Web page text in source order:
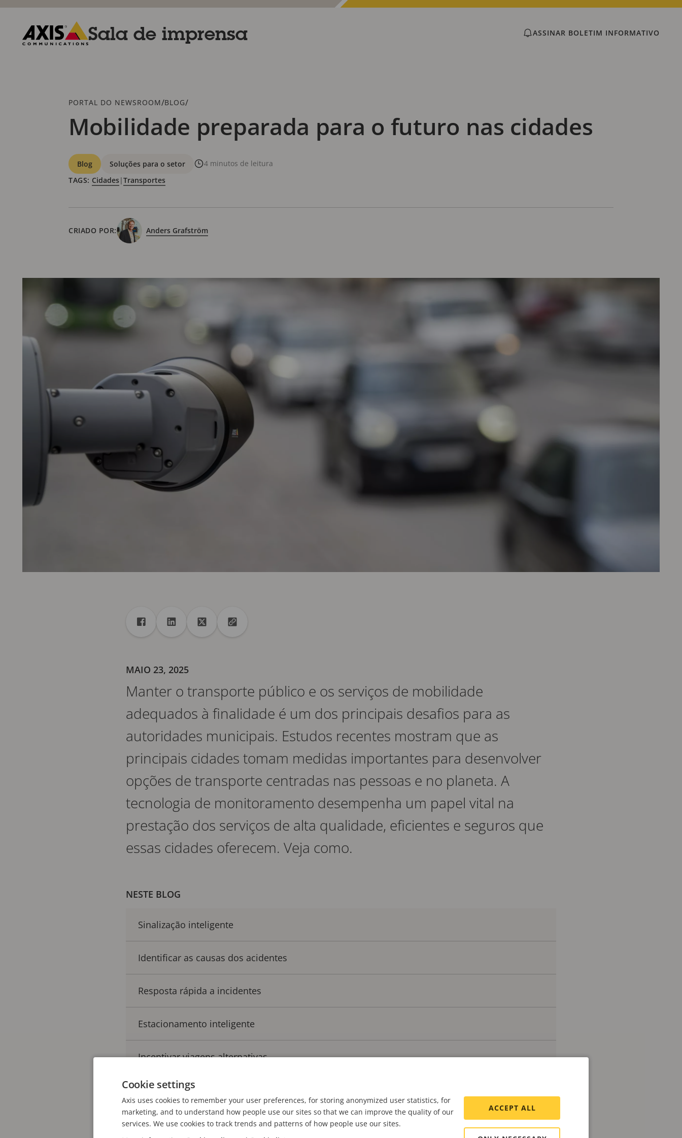
Pular
conteúdo
principal
Sala de imprensa ASSINAR BOLETIM INFORMATIVO
Breadcrumb
PORTAL DO NEWSROOM/BLOG/
Mobilidade preparada para o futuro nas cidades
Categorias
Blog Soluções para o setor
4 minutos de leitura
TAGS: Cidades|Transportes
CRIADO POR: Anders Grafström
Compartilhar
Compartilhar no Facebook
Compartilhar no Linkedin
Compartilhar no X
Copiar URL para área de transferência
MAIO 23, 2025
Manter o transporte público e os serviços de mobilidade
adequados à finalidade é um dos principais desafios para as
autoridades municipais. Estudos recentes mostram que as
principais cidades tomam medidas importantes para desenvolver
opções de transporte centradas nas pessoas e no planeta. A
tecnologia de monitoramento desempenha um papel vital na
prestação dos serviços de alta qualidade, eficientes e seguros que
essas cidades oferecem. Veja como.
NESTE BLOG
Sinalização inteligente
Identificar as causas dos acidentes
Resposta rápida a incidentes
Estacionamento inteligente
Incentivar viagens alternativas
Saiba mais
Cookie settings
Axis uses cookies to remember your user preferences, for storing anonymized user statistics, for
marketing, and to understand how people use our sites so that we can improve the quality of our
services. We use cookies to track trends and patterns of how people use our sites.
ACCEPT ALL